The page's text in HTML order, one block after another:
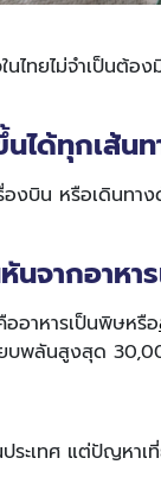
ไทยไม่จำเป็นต้อ
ได้ทุกเส้นท
องบิน หรือเดินท
นจากอาหา
อาหารเป็นพิษหรือ
บพลันสูงสุด
ประเทศ แต่ปัญหา